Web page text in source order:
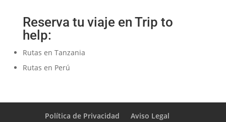
Reserva tu viaje en Trip to
help:
Rutas en Tanzania
Rutas en Perú
Política de Privacidad
Aviso Legal